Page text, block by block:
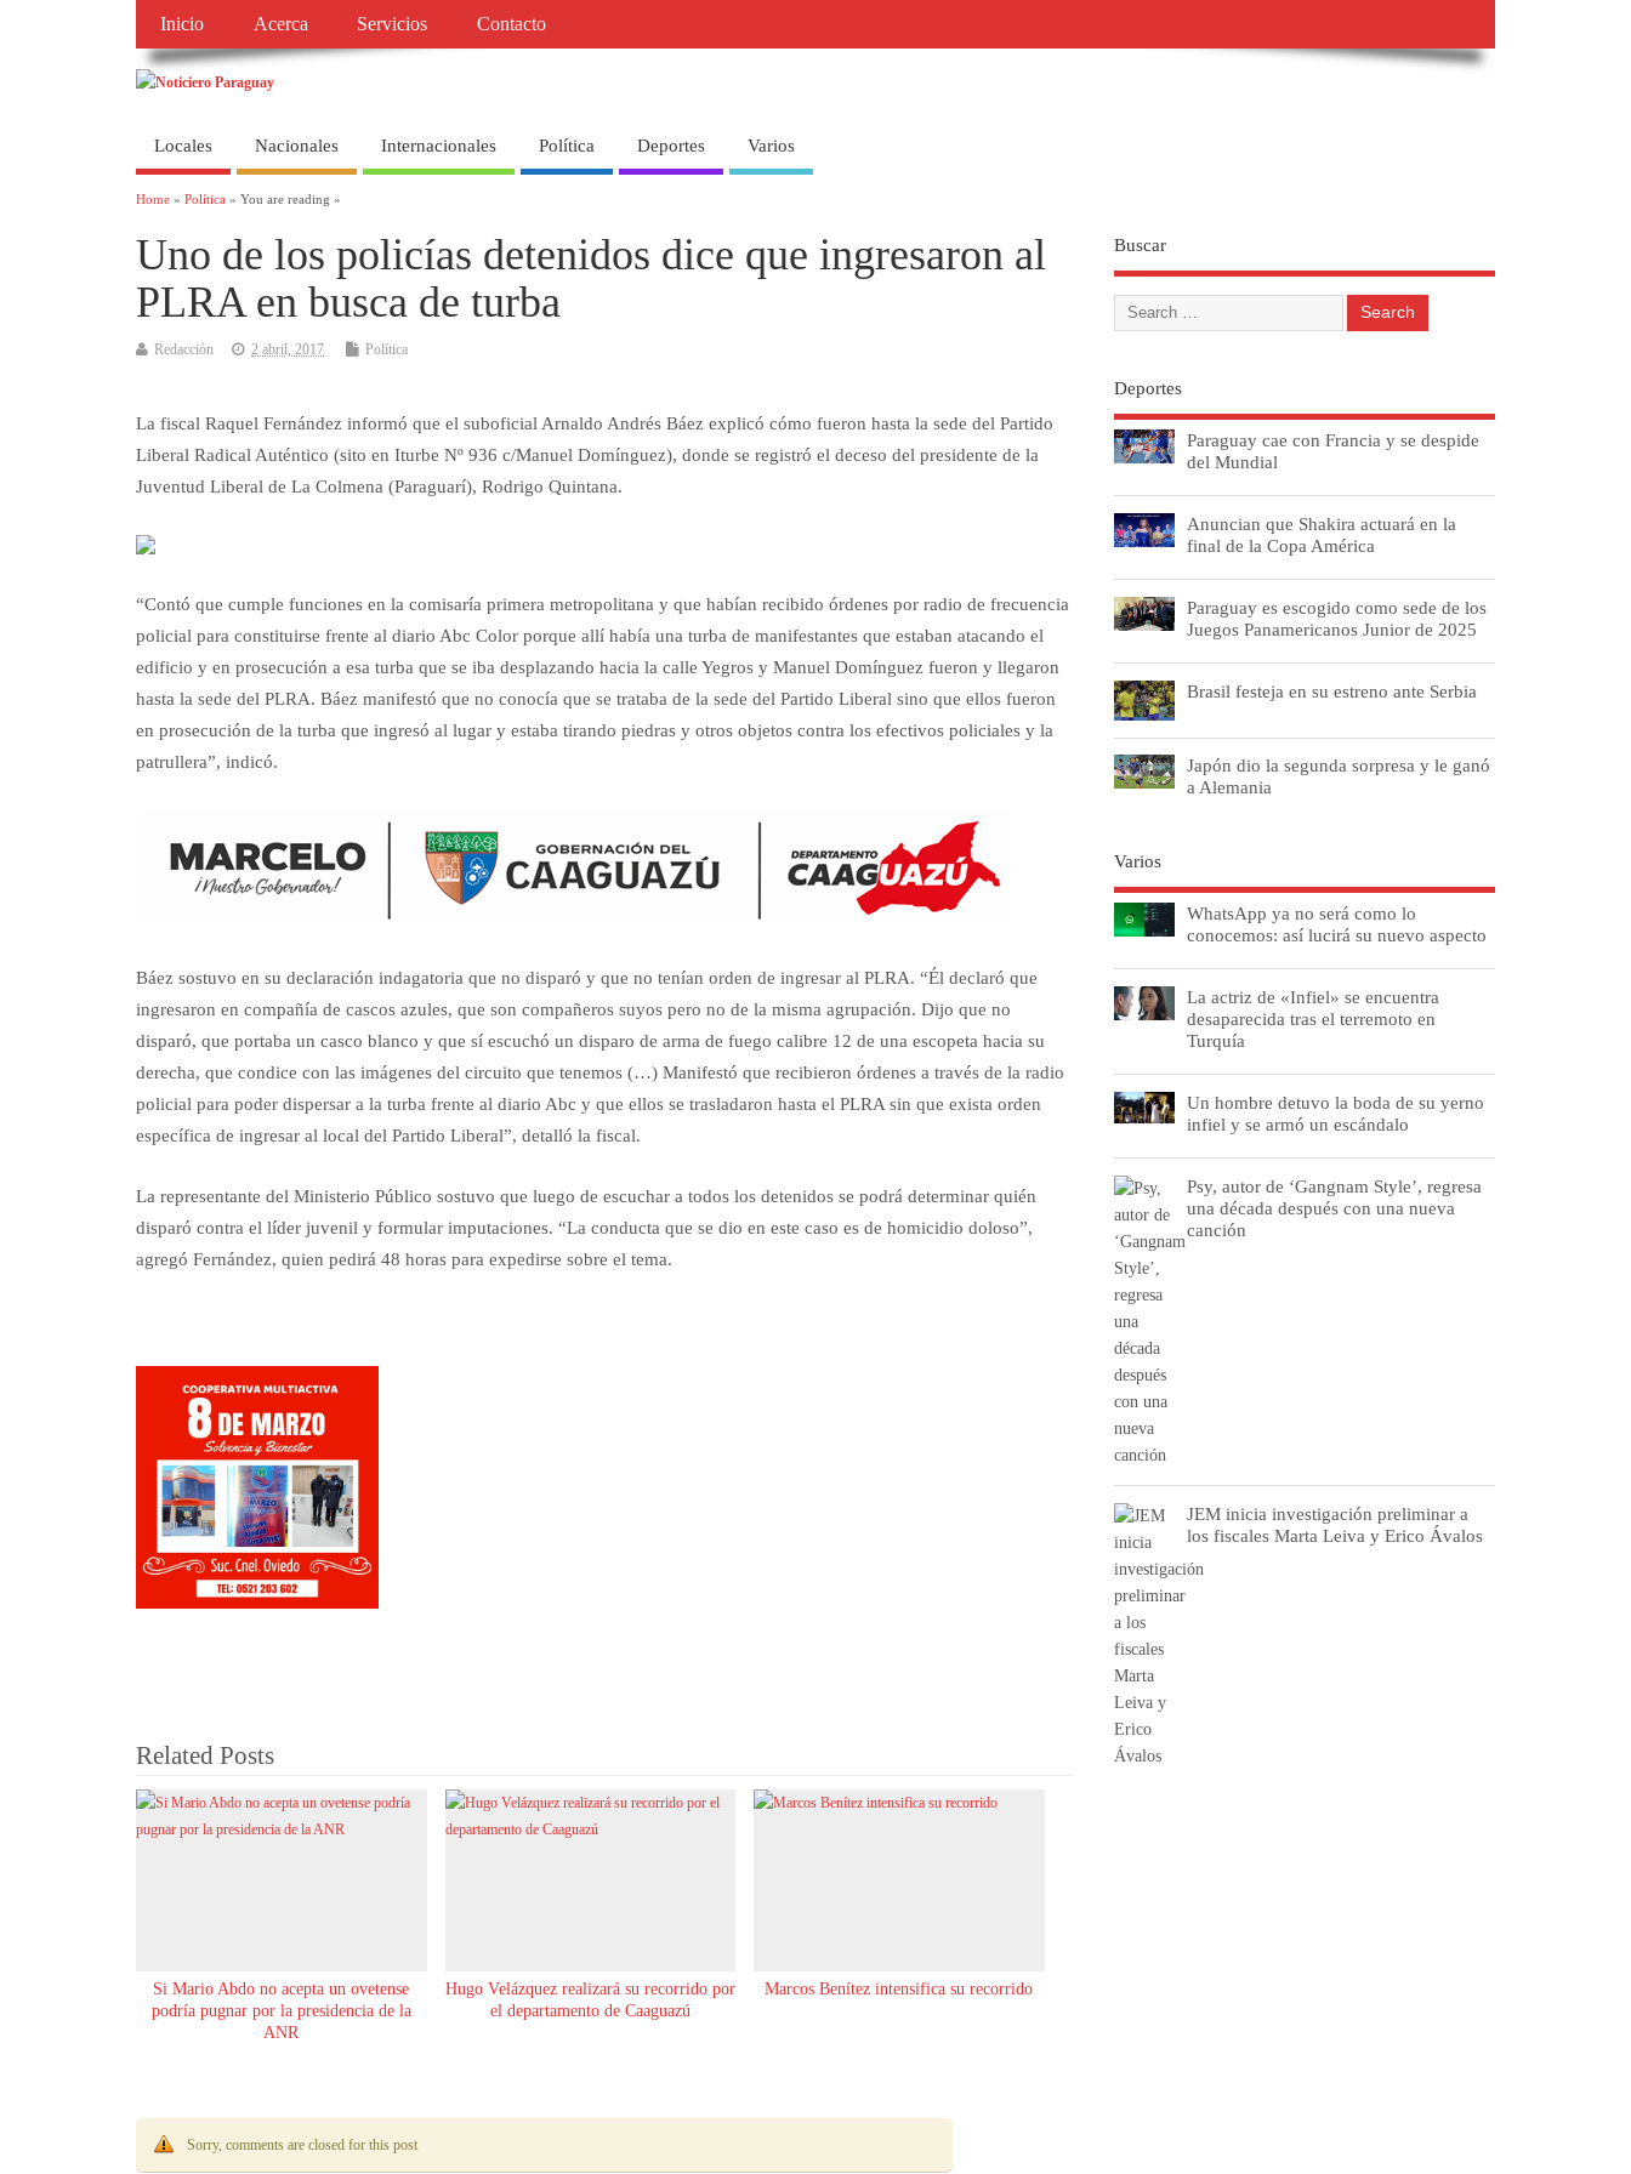
Inicio Acerca Servicios Contacto
Locales Nacionales Internacionales Política Deportes Varios
Home » Política » You are reading »
Uno de los policías detenidos dice que ingresaron al
PLRA en busca de turba
Redacción 2 abril, 2017 Política
La fiscal Raquel Fernández informó que el suboficial Arnaldo Andrés Báez explicó cómo fueron hasta la sede del Partido
Liberal Radical Auténtico (sito en Iturbe Nº 936 c/Manuel Domínguez), donde se registró el deceso del presidente de la
Juventud Liberal de La Colmena (Paraguarí), Rodrigo Quintana.
“Contó que cumple funciones en la comisaría primera metropolitana y que habían recibido órdenes por radio de frecuencia
policial para constituirse frente al diario Abc Color porque allí había una turba de manifestantes que estaban atacando el
edificio y en prosecución a esa turba que se iba desplazando hacia la calle Yegros y Manuel Domínguez fueron y llegaron
hasta la sede del PLRA. Báez manifestó que no conocía que se trataba de la sede del Partido Liberal sino que ellos fueron
en prosecución de la turba que ingresó al lugar y estaba tirando piedras y otros objetos contra los efectivos policiales y la
patrullera”, indicó.
Báez sostuvo en su declaración indagatoria que no disparó y que no tenían orden de ingresar al PLRA. “Él declaró que
ingresaron en compañía de cascos azules, que son compañeros suyos pero no de la misma agrupación. Dijo que no
disparó, que portaba un casco blanco y que sí escuchó un disparo de arma de fuego calibre 12 de una escopeta hacia su
derecha, que condice con las imágenes del circuito que tenemos (…) Manifestó que recibieron órdenes a través de la radio
policial para poder dispersar a la turba frente al diario Abc y que ellos se trasladaron hasta el PLRA sin que exista orden
específica de ingresar al local del Partido Liberal”, detalló la fiscal.
La representante del Ministerio Público sostuvo que luego de escuchar a todos los detenidos se podrá determinar quién
disparó contra el líder juvenil y formular imputaciones. “La conducta que se dio en este caso es de homicidio doloso”,
agregó Fernández, quien pedirá 48 horas para expedirse sobre el tema.
Related Posts
Si Mario Abdo no acepta un ovetense
podría pugnar por la presidencia de la
ANR
Hugo Velázquez realizará su recorrido por
el departamento de Caaguazú
Marcos Benítez intensifica su recorrido
Sorry, comments are closed for this post
Buscar
Deportes
Paraguay cae con Francia y se despide
del Mundial
Anuncian que Shakira actuará en la
final de la Copa América
Paraguay es escogido como sede de los
Juegos Panamericanos Junior de 2025
Brasil festeja en su estreno ante Serbia
Japón dio la segunda sorpresa y le ganó
a Alemania
Varios
WhatsApp ya no será como lo
conocemos: así lucirá su nuevo aspecto
La actriz de «Infiel» se encuentra
desaparecida tras el terremoto en
Turquía
Un hombre detuvo la boda de su yerno
infiel y se armó un escándalo
Psy, autor de ‘Gangnam Style’, regresa
una década después con una nueva
canción
JEM inicia investigación preliminar a
los fiscales Marta Leiva y Erico Ávalos